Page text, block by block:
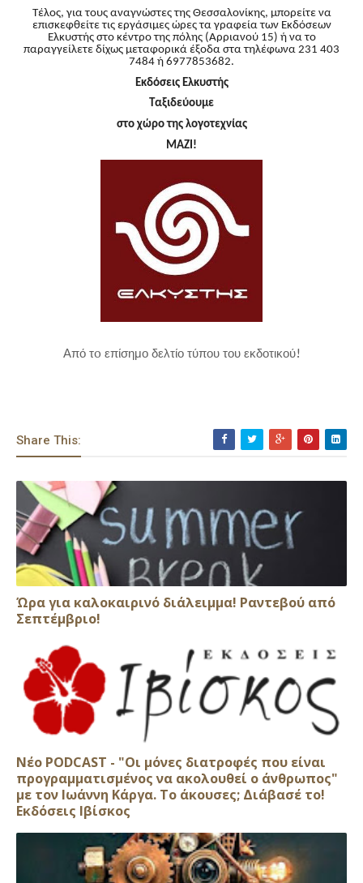
Τέλος, για τους αναγνώστες της Θεσσαλονίκης, μπορείτε να
επισκεφθείτε τις εργάσιμες ώρες τα γραφεία των Εκδόσεων
Ελκυστής στο κέντρο της πόλης (Αρριανού 15) ή να το
παραγγείλετε δίχως μεταφορικά έξοδα στα τηλέφωνα 231 403
7484 ή 6977853682.
Εκδόσεις Ελκυστής
Ταξιδεύουμε
στο χώρο της λογοτεχνίας
ΜΑΖΙ!
Από τo επίσημο δελτίο τύπου του εκδοτικού!
Share This:
Ώρα για καλοκαιρινό διάλειμμα! Ραντεβού από
Σεπτέμβριο!
Νέο PODCAST - "Οι μόνες διατροφές που είναι
προγραμματισμένος να ακολουθεί ο άνθρωπος"
με τον Ιωάννη Κάργα. Το άκουσες; Διάβασέ το!
Εκδόσεις Ιβίσκος